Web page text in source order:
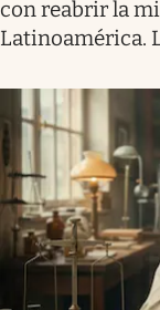
con reabrir la
Latinoamérica.